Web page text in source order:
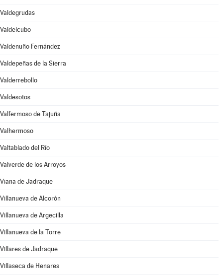
Valdegrudas
Valdelcubo
Valdenuño Fernández
Valdepeñas de la Sierra
Valderrebollo
Valdesotos
Valfermoso de Tajuña
Valhermoso
Valtablado del Río
Valverde de los Arroyos
Viana de Jadraque
Villanueva de Alcorón
Villanueva de Argecilla
Villanueva de la Torre
Villares de Jadraque
Villaseca de Henares